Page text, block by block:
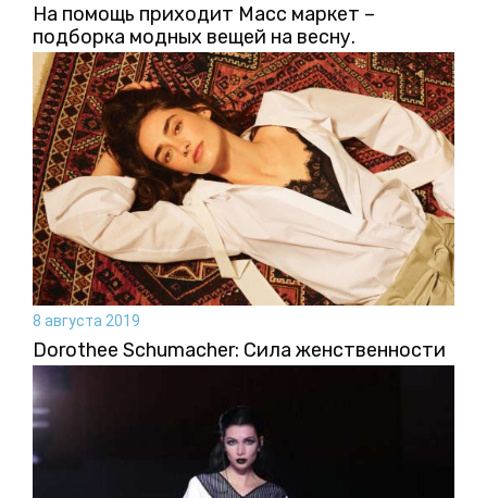
На помощь приходит Масс маркет –
подборка модных вещей на весну.
8 августа 2019
Dorothee Schumacher: Сила женственности